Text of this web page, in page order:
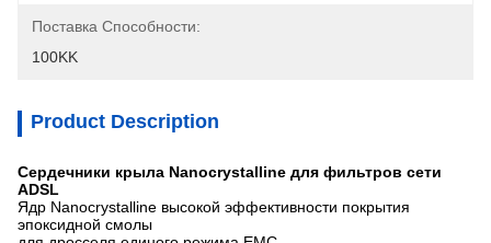
Поставка Способности:
100KK
Product Description
Сердечники крыла Nanocrystalline для фильтров сети
ADSL
Ядр Nanocrystalline высокой эффективности покрытия
эпоксидной смолы